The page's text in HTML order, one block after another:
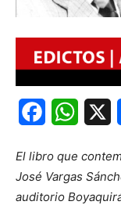
Facebook
El libro que
José Vargas
auditorio